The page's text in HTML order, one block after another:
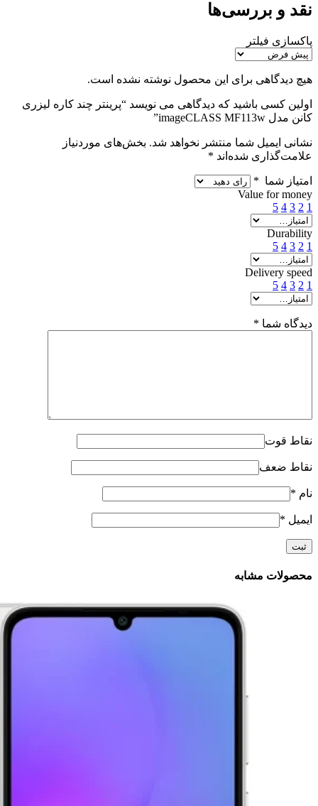
نقد و بررسی‌ها
پاکسازی فیلتر
هیچ دیدگاهی برای این محصول نوشته نشده است.
اولین کسی باشید که دیدگاهی می نویسد “پرینتر چند کاره لیزری
کانن مدل imageCLASS MF113w”
نشانی ایمیل شما منتشر نخواهد شد. بخش‌های موردنیاز
علامت‌گذاری شده‌اند *
امتیاز شما *
Value for money
1
2
3
4
5
Durability
1
2
3
4
5
Delivery speed
1
2
3
4
5
دیدگاه شما *
نقاط قوت
نقاط ضعف
نام *
ایمیل *
محصولات مشابه